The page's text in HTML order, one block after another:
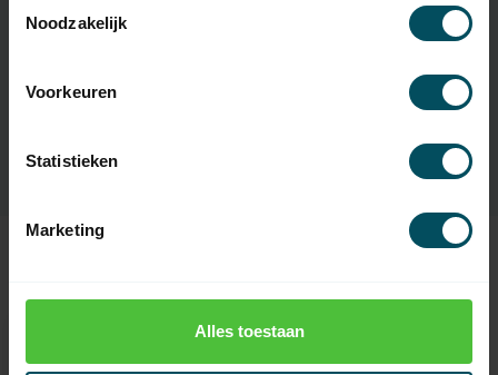
Noodzakelijk
Voorkeuren
Statistieken
Marketing
Alles toestaan